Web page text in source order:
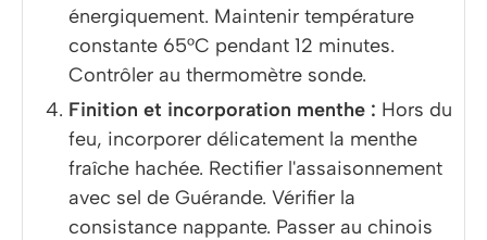
énergiquement. Maintenir température
constante 65°C pendant 12 minutes.
Contrôler au thermomètre sonde.
Finition et incorporation menthe : Hors du
feu, incorporer délicatement la menthe
fraîche hachée. Rectifier l'assaisonnement
avec sel de Guérande. Vérifier la
consistance nappante. Passer au chinois